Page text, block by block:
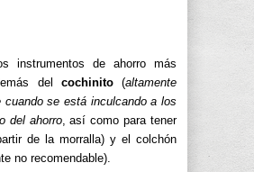
instrumentos de ahorro más
del cochinito(altamente
cuando se está inculcando a los
del ahorro, así como para tener
de la morralla) y el colchón
no recomendable).